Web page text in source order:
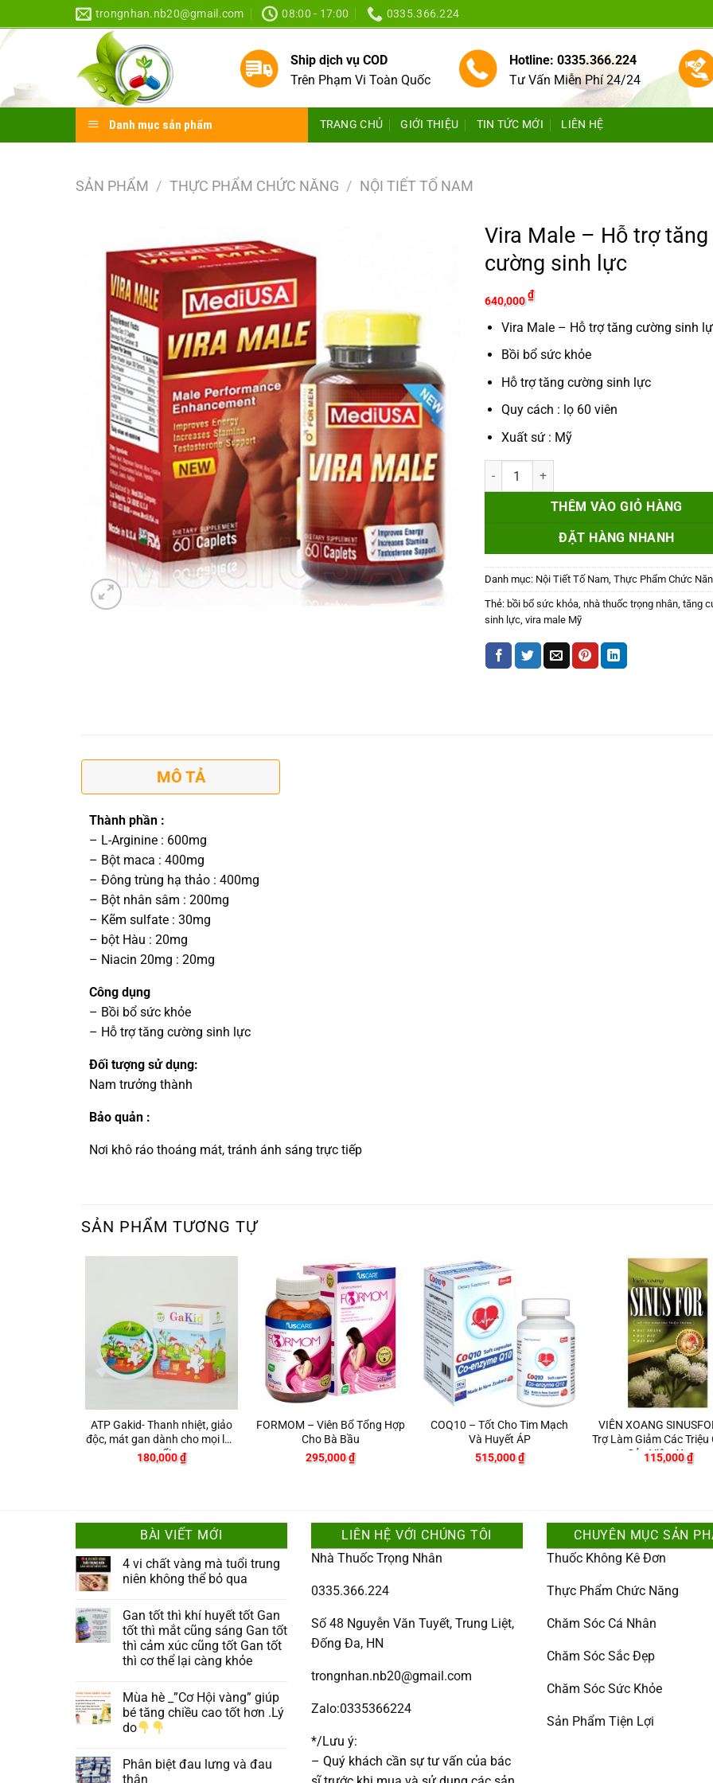
to
content
trongnhan.nb20@gmail.com 08:00 - 17:00 0335.366.224
Ship dịch vụ COD
Trên Phạm Vi Toàn Quốc
Hotline: 0335.366.224
Tư Vấn Miễn Phí 24/24
Danh mục sản phẩm TRANG CHỦ GIỚI THIỆU TIN TỨC MỚI LIÊN HỆ
SẢN PHẨM / THỰC PHẨM CHỨC NĂNG / NỘI TIẾT TỐ NAM
Vira Male – Hỗ trợ tăng
cường sinh lực
640,000₫
Vira Male – Hỗ trợ tăng cường sinh
Bồi bổ sức khỏe
Hỗ trợ tăng cường sinh lực
Quy cách : lọ 60 viên
Xuất sứ : Mỹ
Vira Male - Hỗ trợ tăng cường sinh lực số
THÊM VÀO GIỎ HÀNG
ĐẶT HÀNG NHANH
Danh mục: Nội Tiết Tố Nam, Thực Phẩm Chức
Thẻ: bồi bổ sức khỏa, nhà thuốc trọng nhân, tăng
sinh lực, vira male Mỹ
MÔ TẢ
Thành phần :
– L-Arginine : 600mg
– Bột maca : 400mg
– Đông trùng hạ thảo : 400mg
– Bột nhân sâm : 200mg
– Kẽm sulfate : 30mg
– bột Hàu : 20mg
– Niacin 20mg : 20mg
Công dụng
– Bồi bổ sức khỏe
– Hỗ trợ tăng cường sinh lực
Đối tượng sử dụng:
Nam trưởng thành
Bảo quản :
Nơi khô ráo thoáng mát, tránh ánh sáng trực tiếp
SẢN PHẨM TƯƠNG TỰ
ATP Gakid- Thanh nhiệt, giảo
độc, mát gan dành cho mọi lứa
tuổi
180,000₫
+
FORMOM – Viên Bổ Tổng Hợp
Cho Bà Bầu
295,000₫
+
COQ10 – Tốt Cho Tim Mạch
Và Huyết ÁP
515,000₫
VIÊN XOANG
Trợ Làm Giảm Các Triệu
Của Viêm Xoang
115,000₫
BÀI VIẾT MỚI
4 vi chất vàng mà tuổi trung
niên không thể bỏ qua
Gan tốt thì khí huyết tốt Gan
tốt thì mắt cũng sáng Gan tốt
thì cảm xúc cũng tốt Gan tốt
thì cơ thể lại càng khỏe
Mùa hè _”Cơ Hội vàng” giúp
bé tăng chiều cao tốt hơn .Lý
do
Phân biệt đau lưng và đau
thận
LIÊN HỆ VỚI CHÚNG TÔI
Nhà Thuốc Trọng Nhân
0335.366.224
Số 48 Nguyễn Văn Tuyết, Trung Liệt,
Đống Đa, HN
trongnhan.nb20@gmail.com
Zalo:0335366224
*/Lưu ý:
– Quý khách cần sự tư vấn của bác
CHUYÊN MỤC SẢN
Thuốc Không Kê Đơn
Thực Phẩm Chức Năng
Chăm Sóc Cá Nhân
Chăm Sóc Sắc Đẹp
Chăm Sóc Sức Khỏe
Sản Phẩm Tiện Lợi